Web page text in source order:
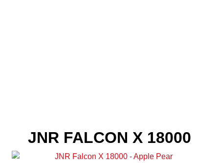
JNR FALCON X 18000